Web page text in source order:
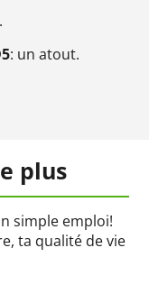
: un atout.
plus
simple emploi!
ta qualité de vie